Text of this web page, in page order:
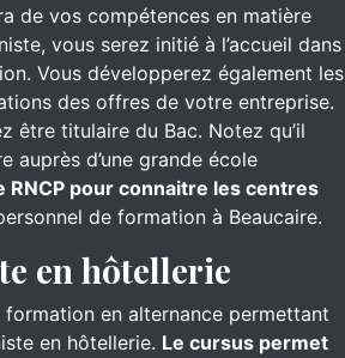
de vos compétences en matière
vous serez initié à l’accueil dans
Vous développerez également les
des offres de votre entreprise.
être titulaire du Bac. Notez qu’il
auprès d’une grande école
pour connaitre les centres
de formation à Beaucaire.
en hôtellerie
en alternance permettant
en hôtellerie. Le cursus permet